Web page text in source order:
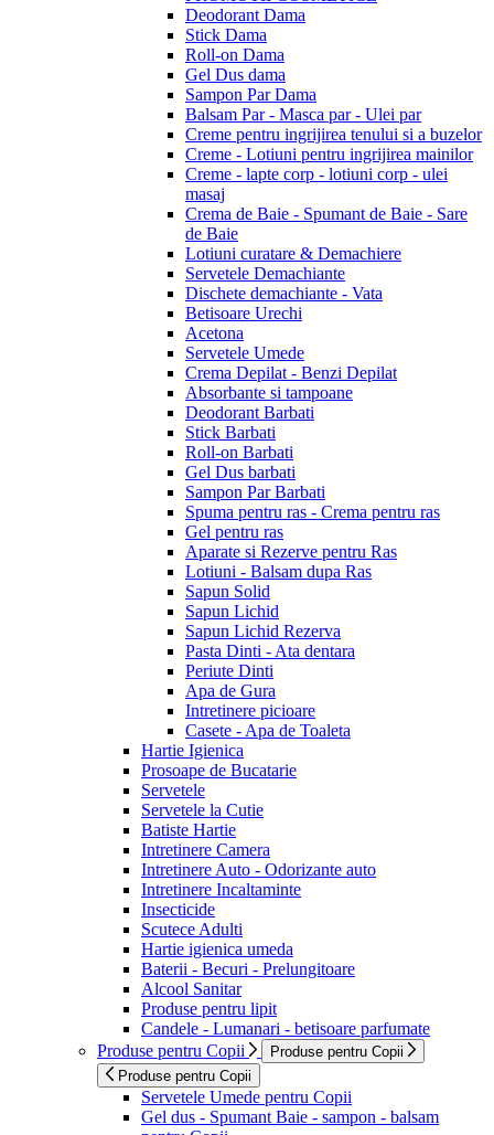
Deodorant Dama
Stick Dama
Roll-on Dama
Gel Dus dama
Sampon Par Dama
Balsam Par - Masca par - Ulei par
Creme pentru ingrijirea tenului si a buzelor
Creme - Lotiuni pentru ingrijirea mainilor
Creme - lapte corp - lotiuni corp - ulei
masaj
Crema de Baie - Spumant de Baie - Sare
de Baie
Lotiuni curatare & Demachiere
Servetele Demachiante
Dischete demachiante - Vata
Betisoare Urechi
Acetona
Servetele Umede
Crema Depilat - Benzi Depilat
Absorbante si tampoane
Deodorant Barbati
Stick Barbati
Roll-on Barbati
Gel Dus barbati
Sampon Par Barbati
Spuma pentru ras - Crema pentru ras
Gel pentru ras
Aparate si Rezerve pentru Ras
Lotiuni - Balsam dupa Ras
Sapun Solid
Sapun Lichid
Sapun Lichid Rezerva
Pasta Dinti - Ata dentara
Periute Dinti
Apa de Gura
Intretinere picioare
Casete - Apa de Toaleta
Hartie Igienica
Prosoape de Bucatarie
Servetele
Servetele la Cutie
Batiste Hartie
Intretinere Camera
Intretinere Auto - Odorizante auto
Intretinere Incaltaminte
Insecticide
Scutece Adulti
Hartie igienica umeda
Baterii - Becuri - Prelungitoare
Alcool Sanitar
Produse pentru lipit
Candele - Lumanari - betisoare parfumate
Produse pentru Copii
Produse pentru Copii
Produse pentru Copii
Servetele Umede pentru Copii
Gel dus - Spumant Baie - sampon - balsam